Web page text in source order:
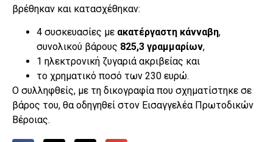
βρέθηκαν και κατασχέθηκαν:
4 συσκευασίες με ακατέργαστη κάνναβη,
συνολικού βάρους 825,3 γραμμαρίων,
1 ηλεκτρονική ζυγαριά ακριβείας και
το χρηματικό ποσό των 230 ευρώ.
Ο συλληφθείς, με τη δικογραφία που σχηματίστηκε σε
βάρος του, θα οδηγηθεί στον Εισαγγελέα Πρωτοδικών
Βέροιας.